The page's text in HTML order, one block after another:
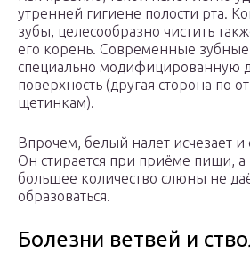
утренней гигиене полости рта.
зубы, целесообразно чистить
его корень. Современные
специально модифицированную
поверхность (другая сторона по
щетинкам).
Впрочем, белый налет исчезает и
Он стирается при приёме пищи,
большее количество слюны не
образоваться.
Болезни ветвей и